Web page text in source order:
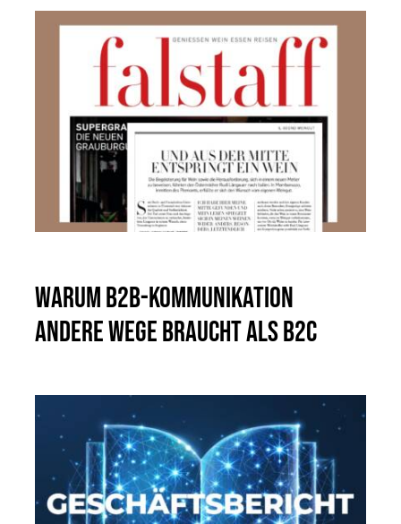
Warum B2B-Kommunikation
andere Wege braucht als B2C